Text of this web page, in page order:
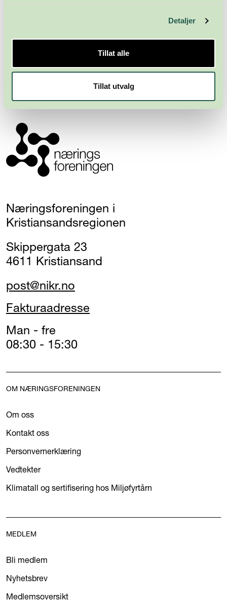
Detaljer
Tillat alle
Tillat utvalg
Meld deg på nyhetsbrevet
Næringsforeningen i
Kristiansandsregionen
Skippergata 23
4611 Kristiansand
post@nikr.no
Fakturaadresse
Man - fre
08:30 - 15:30
OM NÆRINGSFORENINGEN
Om oss
Kontakt oss
Personvernerklæring
Vedtekter
Klimatall og sertifisering hos Miljøfyrtårn
MEDLEM
Bli medlem
Nyhetsbrev
Medlemsoversikt